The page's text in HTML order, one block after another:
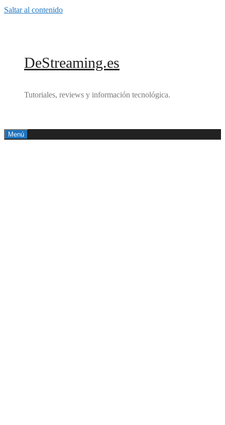
Saltar al contenido
DeStreaming.es
Tutoriales, reviews y información tecnológica.
Menú